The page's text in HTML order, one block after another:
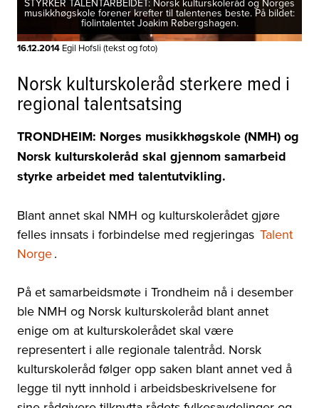
musikkhøgskole forener krefter til talentenes beste. På bildet:
fiolintalentet Joakim Røbergshagen.
16.12.2014 Egil Hofsli (tekst og foto)
Norsk kulturskoleråd sterkere med i
regional talentsatsing
TRONDHEIM: Norges musikkhøgskole (NMH) og
Norsk kulturskoleråd skal gjennom samarbeid
styrke arbeidet med talentutvikling.
Blant annet skal NMH og kulturskolerådet gjøre
felles innsats i forbindelse med regjeringas Talent
Norge.
På et samarbeidsmøte i Trondheim nå i desember
ble NMH og Norsk kulturskoleråd blant annet
enige om at kulturskolerådet skal være
representert i alle regionale talentråd. Norsk
kulturskoleråd følger opp saken blant annet ved å
legge til nytt innhold i arbeidsbeskrivelsene for